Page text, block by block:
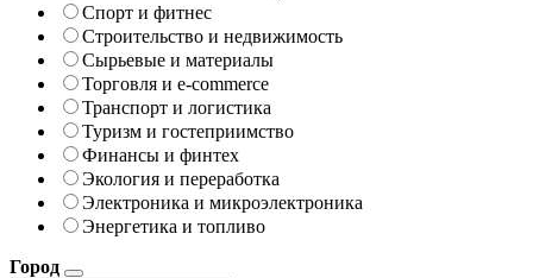
Спорт и фитнес
Строительство и недвижимость
Сырьевые и материалы
Торговля и e-commerce
Транспорт и логистика
Туризм и гостеприимство
Финансы и финтех
Экология и переработка
Электроника и микроэлектроника
Энергетика и топливо
Город